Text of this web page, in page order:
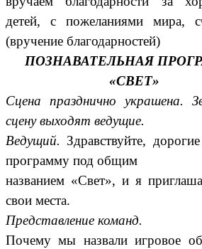
детей, с пожеланиями мира,
(вручение благодарностей)
ПОЗНАВАТЕЛЬНАЯ
«СВЕТ»
Сцена празднично украшена.
сцену выходят ведущие.
Ведущий. Здравствуйте,
программу под общим
названием «Свет», и я
свои места.
Представление команд.
Почему мы назвали игровое